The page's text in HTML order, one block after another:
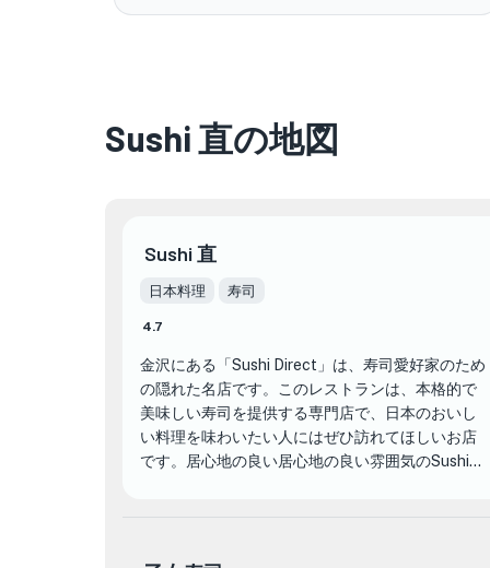
Sushi 直の地図
Sushi 直
日本料理 寿司
4.7
金沢にある「Sushi Direct」は、寿司愛好家のため
の隠れた名店です。このレストランは、本格的で
美味しい寿司を提供する専門店で、日本のおいし
い料理を味わいたい人にはぜひ訪れてほしいお店
です。居心地の良い居心地の良い雰囲気のSushi